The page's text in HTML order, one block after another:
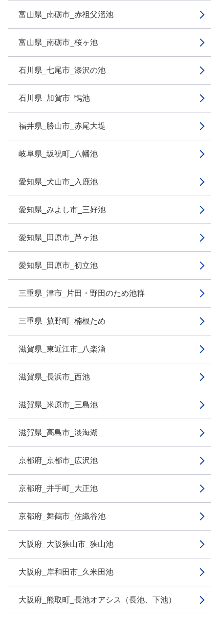
富山県_南砺市_赤祖父溜池
富山県_南砺市_桜ヶ池
石川県_七尾市_漆沢の池
石川県_加賀市_鴨池
福井県_勝山市_赤尾大堤
岐阜県_坂祝町_八幡池
愛知県_犬山市_入鹿池
愛知県_みよし市_三好池
愛知県_田原市_芦ヶ池
愛知県_田原市_初立池
三重県_津市_片田・野田のため池群
三重県_菰野町_楠根ため
滋賀県_東近江市_八楽溜
滋賀県_長浜市_西池
滋賀県_米原市_三島池
滋賀県_高島市_淡海湖
京都府_京都市_広沢池
京都府_井手町_大正池
京都府_舞鶴市_佐織谷池
大阪府_大阪狭山市_狭山池
大阪府_岸和田市_久米田池
大阪府_熊取町_長池オアシス（長池、下池）